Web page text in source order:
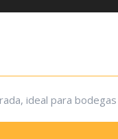
ideal para